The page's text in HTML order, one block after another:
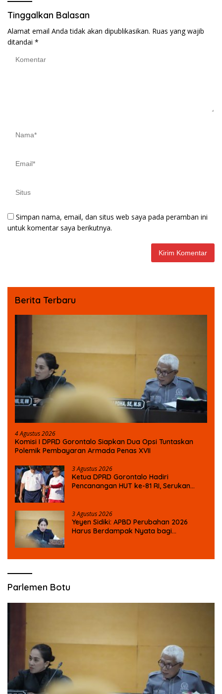
Tinggalkan Balasan
Alamat email Anda tidak akan dipublikasikan. Ruas yang wajib
ditandai *
Simpan nama, email, dan situs web saya pada peramban ini
untuk komentar saya berikutnya.
Berita Terbaru
4 Agustus 2026
Komisi I DPRD Gorontalo Siapkan Dua Opsi Tuntaskan
Polemik Pembayaran Armada Penas XVII
3 Agustus 2026
Ketua DPRD Gorontalo Hadiri
Pencanangan HUT ke-81 RI, Serukan
3 Agustus 2026
Yeyen Sidiki: APBD Perubahan 2026
Harus Berdampak Nyata bagi
Parlemen Botu